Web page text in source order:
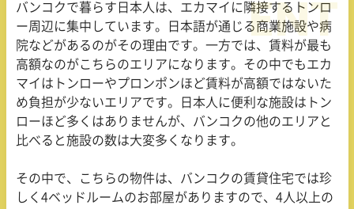
バンコクで暮らす日本人は、エカマイに隣接するトンロ
ー周辺に集中しています。日本語が通じる商業施設や病
院などがあるのがその理由です。一方では、賃料が最も
高額なのがこちらのエリアになります。その中でもエカ
マイはトンローやプロンポンほど賃料が高額ではないた
め負担が少ないエリアです。日本人に便利な施設はトン
ローほど多くはありませんが、バンコクの他のエリアと
比べると施設の数は大変多くなります。
その中で、こちらの物件は、バンコクの賃貸住宅では珍
しく4ベッドルームのお部屋がありますので、4人以上の